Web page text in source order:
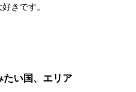
きです。
たい国、エリア